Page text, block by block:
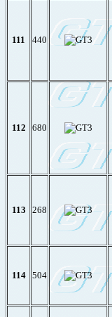
111 440
112 680
113 268
114 504